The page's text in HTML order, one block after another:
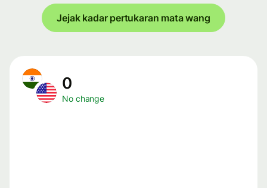
Jejak kadar pertukaran mata wang
0
No change